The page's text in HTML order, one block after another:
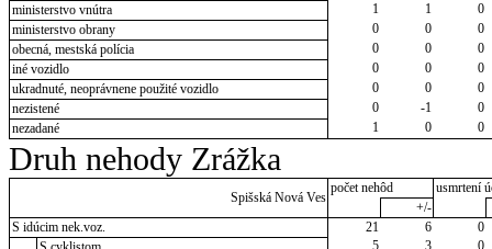
ministerstvo vnútra
1 1
0
ministerstvo obrany
0 0
0
obecná, mestská polícia
0 0
0
iné vozidlo
0 0
0
ukradnuté, neoprávnene použité vozidlo
0 0
0
nezistené
0 -1
0
nezadané
1 0 0
Druh nehody Zrážka
Spišská Nová Ves
počet nehôd
usmrtení
+/-
S idúcim nek.voz.
21 6
0